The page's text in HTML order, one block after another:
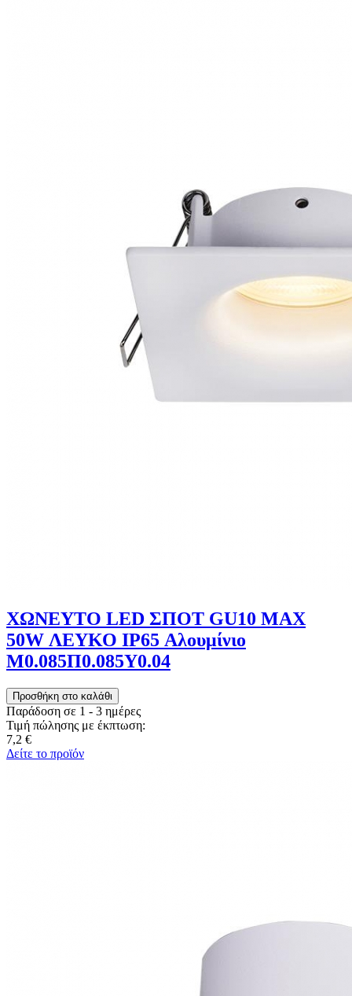
ΧΩΝΕΥΤΟ LED ΣΠΟΤ GU10 MAX
50W ΛΕΥΚΟ IP65 Αλουμίνιο
Μ0.085Π0.085Υ0.04
Παράδοση σε 1 - 3 ημέρες
Τιμή πώλησης με έκπτωση:
7,2 €
Δείτε το προϊόν